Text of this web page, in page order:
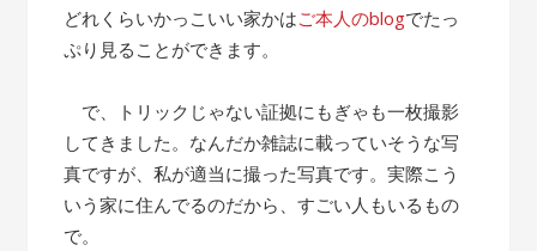
どれくらいかっこいい家かはご本人のblogでたっ
ぷり見ることができます。
で、トリックじゃない証拠にもぎゃも一枚撮影
してきました。なんだか雑誌に載っていそうな写
真ですが、私が適当に撮った写真です。実際こう
いう家に住んでるのだから、すごい人もいるもの
で。